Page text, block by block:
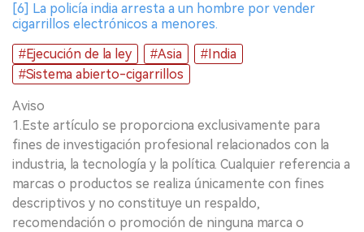
[6] La policía india arresta a un hombre por vender
cigarrillos electrónicos a menores.
#Ejecución de la ley
#Asia
#India
#Sistema abierto-cigarrillos
Aviso
1.Este artículo se proporciona exclusivamente para
fines de investigación profesional relacionados con la
industria, la tecnología y la política. Cualquier referencia a
marcas o productos se realiza únicamente con fines
descriptivos y no constituye un respaldo,
recomendación o promoción de ninguna marca o